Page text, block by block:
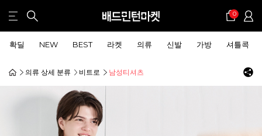
0
확딜 NEW BEST 라켓 의류 신발 가방 셔틀콕
의류 상세 분류 비트로 남성티셔츠